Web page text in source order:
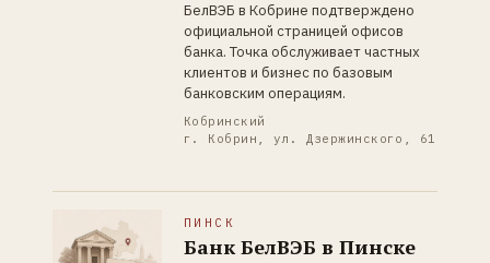
БелВЭБ в Кобрине подтверждено
официальной страницей офисов
банка. Точка обслуживает частных
клиентов и бизнес по базовым
банковским операциям.
Кобринский
г. Кобрин, ул. Дзержинского, 61
ПИНСК
Банк БелВЭБ в Пинске